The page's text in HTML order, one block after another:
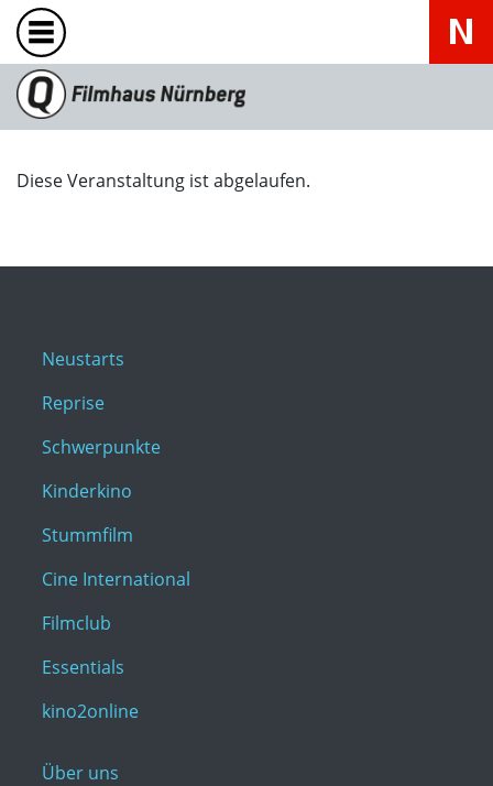
Diese Veranstaltung ist abgelaufen.
Neustarts
Reprise
Schwerpunkte
Kinderkino
Stummfilm
Cine International
Filmclub
Essentials
kino2online
Über uns